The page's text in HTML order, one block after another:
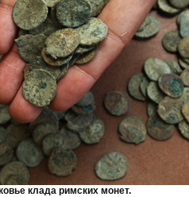
клада римских монет.